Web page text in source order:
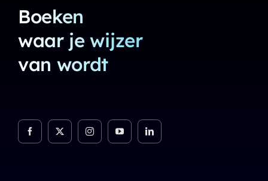
Boeken
waar je wijzer
van wordt